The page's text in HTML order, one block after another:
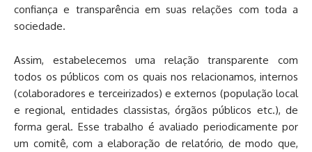
confiança e transparência em suas relações com toda a
sociedade.
Assim, estabelecemos uma relação transparente com
todos os públicos com os quais nos relacionamos, internos
(colaboradores e terceirizados) e externos (população local
e regional, entidades classistas, órgãos públicos etc.), de
forma geral. Esse trabalho é avaliado periodicamente por
um comitê, com a elaboração de relatório, de modo que,